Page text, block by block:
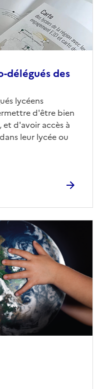
délégués des
lycéens
d'être bien
et d'avoir accès à
leur lycée ou